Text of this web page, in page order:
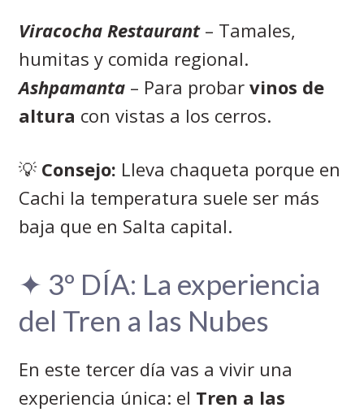
Viracocha Restaurant– Tamales,
humitas y comida regional.
Ashpamanta – Para probar vinos de
altura con vistas a los cerros.
💡 Consejo: Lleva chaqueta porque en
Cachi la temperatura suele ser más
baja que en Salta capital.
✦ 3º DÍA: La experiencia
del Tren a las Nubes
En este tercer día vas a vivir una
experiencia única: el Tren a las